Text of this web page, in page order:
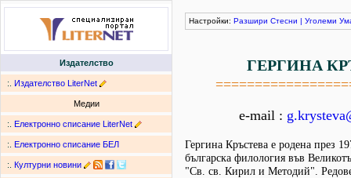
Издателство
:. Издателство LiterNet
Медии
:. Електронно списание LiterNet
:. Електронно списание БЕЛ
:. Културни новини
Настройки: Разшири Стесни | Уголеми
ГЕРГИНА
e-mail :
Гергина Кръстева е родена през
българска филология във
"Св. св. Кирил и Методий".